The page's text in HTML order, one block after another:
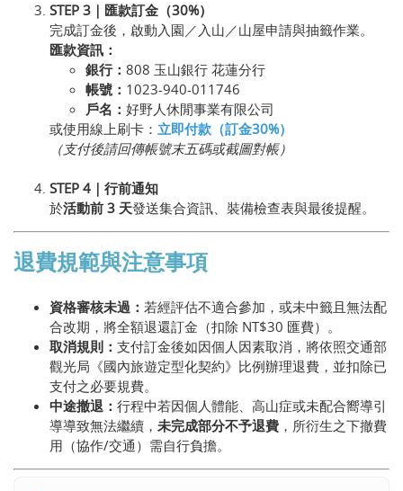
STEP 3｜匯款訂金（30%）
完成訂金後，啟動入園／入山／山屋申請與抽籤作業。
匯款資訊：
銀行： 808 玉山銀行 花蓮分行
帳號： 1023-940-011746
戶名： 好野人休閒事業有限公司
或使用線上刷卡： 立即付款（訂金30%）
（支付後請回傳帳號末五碼或截圖對帳）
STEP 4｜行前通知
於活動前 3 天發送集合資訊、裝備檢查表與最後提醒。
退費規範與注意事項
資格審核未過： 若經評估不適合參加，或未中籤且無法配
合改期，將全額退還訂金（扣除 NT$30 匯費）。
取消規則： 支付訂金後如因個人因素取消，將依照交通部
觀光局《國內旅遊定型化契約》比例辦理退費，並扣除已
支付之必要規費。
中途撤退： 行程中若因個人體能、高山症或未配合嚮導引
導導致無法繼續， 未完成部分不予退費 ，所衍生之下撤費
用（協作/交通）需自行負擔。